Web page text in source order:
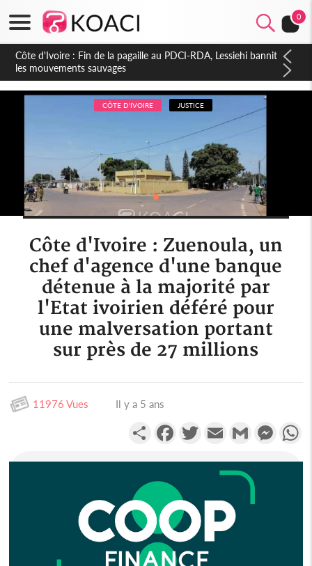
0
CÔTE D'IVOIRE JUSTICE
Côte d'Ivoire : Zuenoula, un
chef d'agence d'une banque
détenue à la majorité par
l'Etat ivoirien déféré pour
une malversation portant
sur près de 27 millions
11976 Vues Il y a 5 ans
PartagerFacebookTwitterEmail Gmail